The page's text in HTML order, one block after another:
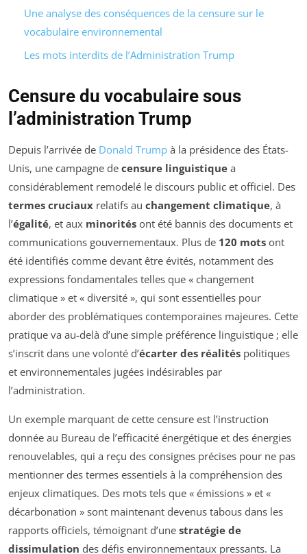
Une analyse des conséquences de la censure sur le
vocabulaire environnemental
Les mots interdits de l’Administration Trump
Censure du vocabulaire sous
l’administration Trump
Depuis l’arrivée de Donald Trump à la présidence des États-
Unis, une campagne de censure linguistique a
considérablement remodelé le discours public et officiel. Des
termes cruciaux relatifs au changement climatique, à
l’égalité, et aux minorités ont été bannis des documents et
communications gouvernementaux. Plus de 120 mots ont
été identifiés comme devant être évités, notamment des
expressions fondamentales telles que « changement
climatique » et « diversité », qui sont essentielles pour
aborder des problématiques contemporaines majeures. Cette
pratique va au-delà d’une simple préférence linguistique ; elle
s’inscrit dans une volonté d’écarter des réalités politiques
et environnementales jugées indésirables par
l’administration.
Un exemple marquant de cette censure est l’instruction
donnée au Bureau de l’efficacité énergétique et des énergies
renouvelables, qui a reçu des consignes précises pour ne pas
mentionner des termes essentiels à la compréhension des
enjeux climatiques. Des mots tels que « émissions » et «
décarbonation » sont maintenant devenus tabous dans les
rapports officiels, témoignant d’une stratégie de
dissimulation des défis environnementaux pressants. La